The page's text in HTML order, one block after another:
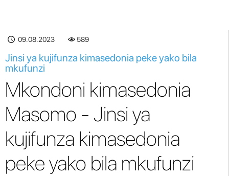
09.08.2023 589
Jinsi ya kujifunza kimasedonia peke yako bila
mkufunzi
Mkondoni kimasedonia
Masomo - Jinsi ya
kujifunza kimasedonia
peke yako bila mkufunzi